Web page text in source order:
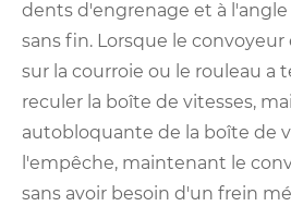
dents d'engrenage et à l'angle
sans fin. Lorsque le convoyeur
sur la courroie ou le rouleau a
reculer la boîte de vitesses,
autobloquante de la boîte de
l'empêche, maintenant le
sans avoir besoin d'un frein